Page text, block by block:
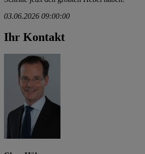
03.06.2026 09:00:00
Ihr Kontakt